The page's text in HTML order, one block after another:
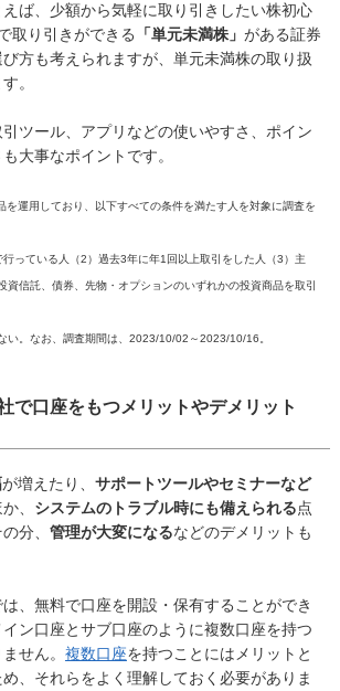
ば、少額から気軽に取り引きしたい株初心
取り引きができる
「単元未満株」 がある証券
方も考えられますが、単元未満株の取り扱
。
ツール、アプリなどの使いやすさ、ポイン
大事なポイントです。
運用しており、以下すべての条件を満たす人を対象に調査を
行っている人（2）過去3年に年1回以上取引をした人（3）主
資信託、債券、先物・オプションのいずれかの投資商品を取引
い。なお、調査期間は、2023/10/02～2023/10/16。
で口座をもつメリットやデメリット
が増えたり、 サポートツールやセミナーなど
、 システムのトラブル時にも備えられる点
分、 管理が大変になるなどのデメリットも
、無料で口座を開設・保有することができ
ン口座とサブ口座のように複数口座を持つ
せん。 複数口座を持つことにはメリットと
、それらをよく理解しておく必要がありま